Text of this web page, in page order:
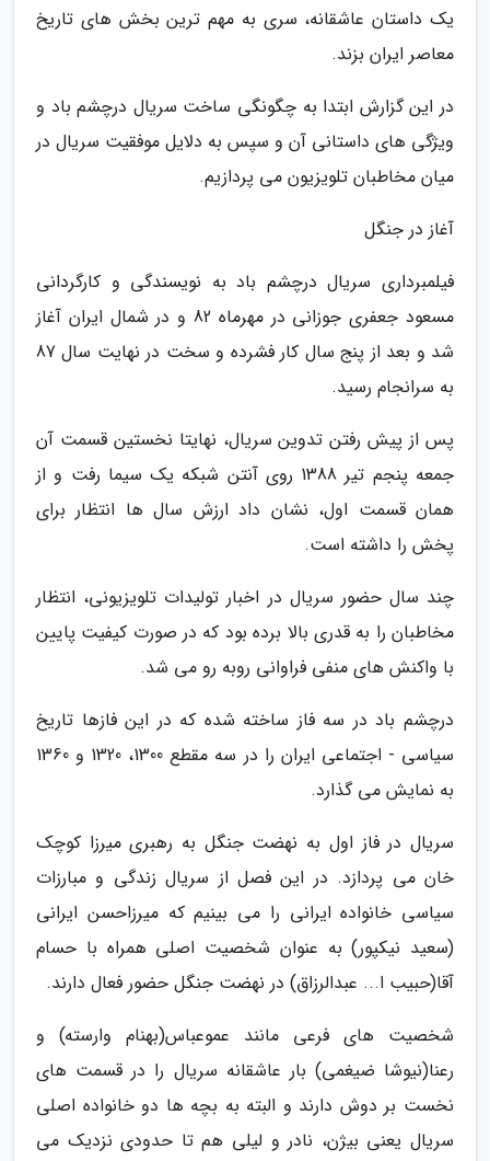
یک داستان عاشقانه، سری به مهم ترین بخش های تاریخ
معاصر ایران بزند.
در این گزارش ابتدا به چگونگی ساخت سریال درچشم باد و
ویژگی های داستانی آن و سپس به دلایل موفقیت سریال در
میان مخاطبان تلویزیون می پردازیم.
آغاز در جنگل
فیلمبرداری سریال درچشم باد به نویسندگی و کارگردانی
مسعود جعفری جوزانی در مهرماه 82 و در شمال ایران آغاز
شد و بعد از پنج سال کار فشرده و سخت در نهایت سال 87
به سرانجام رسید.
پس از پیش رفتن تدوین سریال، نهایتا نخستین قسمت آن
جمعه پنجم تیر 1388 روی آنتن شبکه یک سیما رفت و از
همان قسمت اول، نشان داد ارزش سال ها انتظار برای
پخش را داشته است.
چند سال حضور سریال در اخبار تولیدات تلویزیونی، انتظار
مخاطبان را به قدری بالا برده بود که در صورت کیفیت پایین
با واکنش های منفی فراوانی روبه رو می شد.
درچشم باد در سه فاز ساخته شده که در این فازها تاریخ
سیاسی - اجتماعی ایران را در سه مقطع 1300، 1320 و 1360
به نمایش می گذارد.
سریال در فاز اول به نهضت جنگل به رهبری میرزا کوچک
خان می پردازد. در این فصل از سریال زندگی و مبارزات
سیاسی خانواده ایرانی را می بینیم که میرزاحسن ایرانی
(سعید نیکپور) به عنوان شخصیت اصلی همراه با حسام
آقا(حبیب ا... عبدالرزاق) در نهضت جنگل حضور فعال دارند.
شخصیت های فرعی مانند عموعباس(بهنام وارسته) و
رعنا(نیوشا ضیغمی) بار عاشقانه سریال را در قسمت های
نخست بر دوش دارند و البته به بچه ها دو خانواده اصلی
سریال یعنی بیژن، نادر و لیلی هم تا حدودی نزدیک می